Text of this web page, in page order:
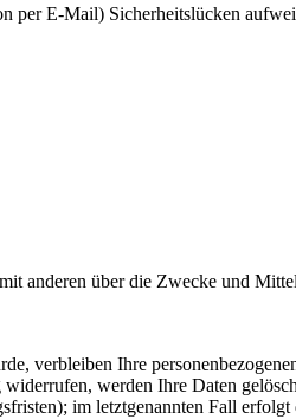
E-Mail) Sicherheitslücken
anderen über die Zwecke und
verbleiben Ihre
werden Ihre Daten
im letztgenannten Fall